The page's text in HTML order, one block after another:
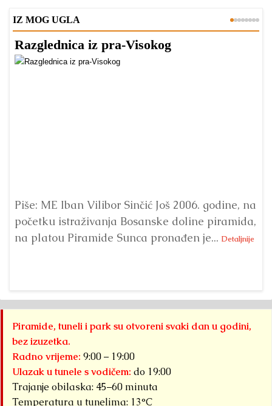
IZ MOG UGLA
Razglednica iz pra-Visokog
Piše: ME Iban Vilibor Sinčić Još 2006. godine, na
početku istraživanja Bosanske doline piramida,
na platou Piramide Sunca pronađen je... Detaljnije
Piramide, tuneli i park su otvoreni svaki dan u godini,
bez izuzetka.
Radno vrijeme: 9:00 – 19:00
Ulazak u tunele s vodičem: do 19:00
Trajanje obilaska: 45–60 minuta
Temperatura u tunelima: 13°C